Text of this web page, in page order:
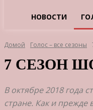
НОВОСТИ
Домой Голос – все сезоны
7 СЕЗОН
В октябре 2018 года
стране. Как и прежде